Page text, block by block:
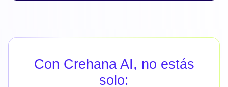
Con Crehana AI, no estás
solo: